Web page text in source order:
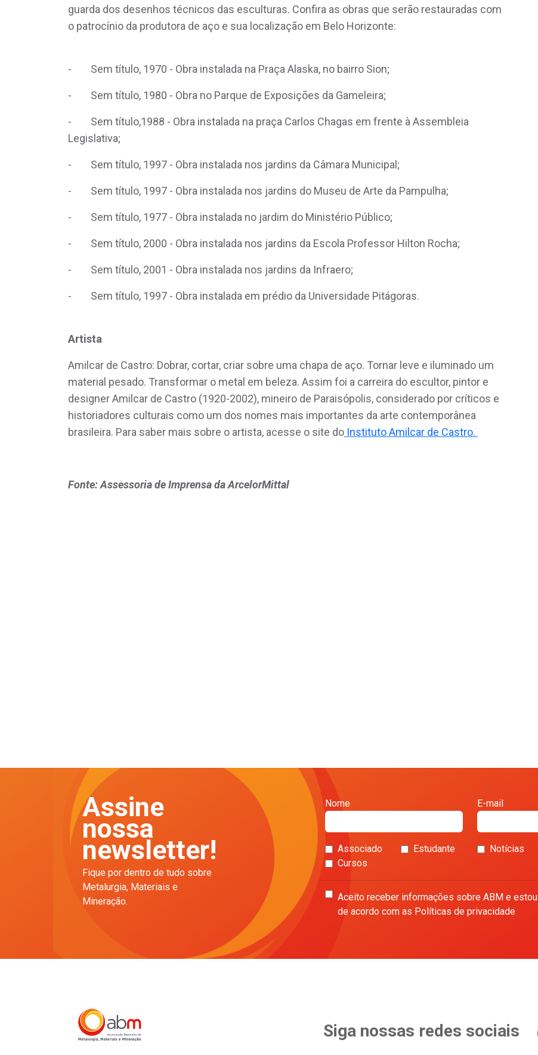
guarda dos desenhos técnicos das esculturas. Confira as obras que serão restauradas com
o patrocínio da produtora de aço e sua localização em Belo Horizonte:
- Sem título, 1970 - Obra instalada na Praça Alaska, no bairro Sion;
- Sem título, 1980 - Obra no Parque de Exposições da Gameleira;
- Sem título,1988 - Obra instalada na praça Carlos Chagas em frente à Assembleia
Legislativa;
- Sem título, 1997 - Obra instalada nos jardins da Câmara Municipal;
- Sem título, 1997 - Obra instalada nos jardins do Museu de Arte da Pampulha;
- Sem título, 1977 - Obra instalada no jardim do Ministério Público;
- Sem título, 2000 - Obra instalada nos jardins da Escola Professor Hilton Rocha;
- Sem título, 2001 - Obra instalada nos jardins da Infraero;
- Sem título, 1997 - Obra instalada em prédio da Universidade Pitágoras.
Artista
Amilcar de Castro: Dobrar, cortar, criar sobre uma chapa de aço. Tornar leve e iluminado um
material pesado. Transformar o metal em beleza. Assim foi a carreira do escultor, pintor e
designer Amilcar de Castro (1920-2002), mineiro de Paraisópolis, considerado por críticos e
historiadores culturais como um dos nomes mais importantes da arte contemporânea
brasileira. Para saber mais sobre o artista, acesse o site do Instituto Amilcar de Castro.
Fonte: Assessoria de Imprensa da ArcelorMittal
Assine
nossa
newsletter!
Fique por dentro de tudo sobre
Metalurgia, Materiais e
Mineração.
Nome E-mail
Associado Estudante Notícias
Cursos
Aceito receber informações sobre ABM e estou
de acordo com as Políticas de privacidade
Siga nossas redes sociais